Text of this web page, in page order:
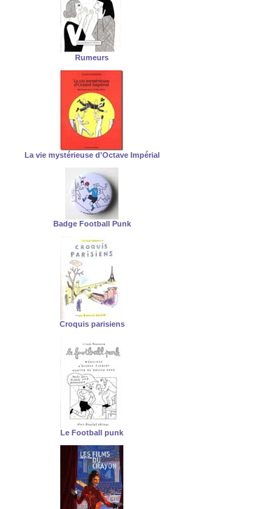
Rumeurs
La vie mystérieuse d'Octave Impérial
Badge Football Punk
Croquis parisiens
Le Football punk